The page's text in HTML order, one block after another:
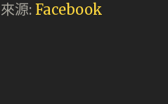
來源: Facebook